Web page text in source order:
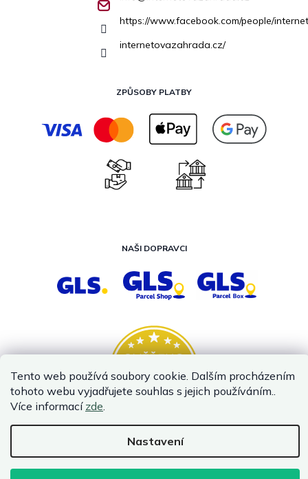
Tento web používá soubory cookie. Dalším procházením
tohoto webu vyjadřujete souhlas s jejich používáním..
Více informací zde.
Nastavení
https://www.facebook.com/people/
internetovazahrada.cz/
ZPŮSOBY PLATBY
NAŠI DOPRAVCI